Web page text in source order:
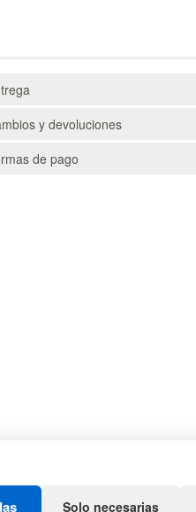
y devoluciones
de pago
DE PLÁSTICO
Solo necesarias